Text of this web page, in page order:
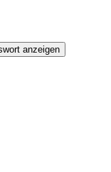
anzeigen